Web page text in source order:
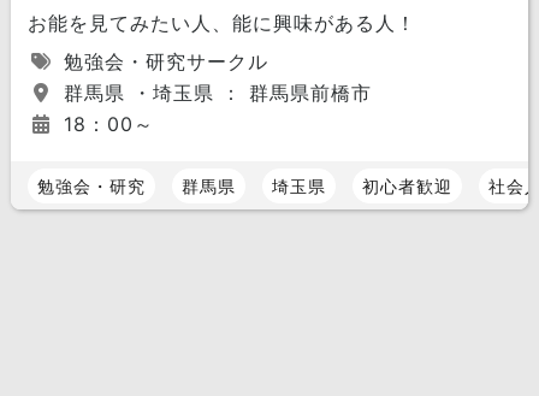
お能を見てみたい人、能に興味がある人！
勉強会・研究サークル
群馬県 ・埼玉県 ： 群馬県前橋市
18：00～
勉強会・研究 群馬県 埼玉県 初心者歓迎 社会